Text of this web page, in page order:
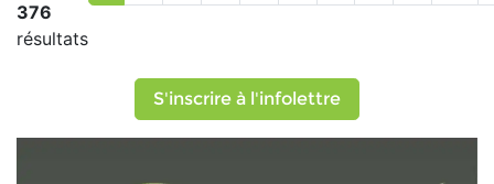
376
résultats
S'inscrire à l'infolettre